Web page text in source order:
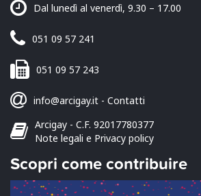
Dal lunedì al venerdì, 9.30 – 17.00
051 09 57 241
051 09 57 243
info@arcigay.it - Contatti
Arcigay - C.F. 92017780377
Note legali e Privacy policy
Scopri come contribuire